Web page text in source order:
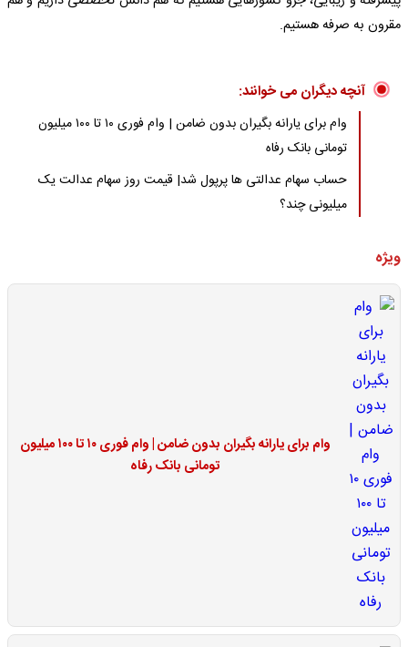
مقرون به صرفه هستیم.
آنچه دیگران می خوانند:
وام برای یارانه بگیران بدون ضامن | وام فوری ۱۰ تا ۱۰۰ میلیون
تومانی بانک رفاه
حساب سهام عدالتی ها پرپول شد| قیمت روز سهام عدالت یک
میلیونی چند؟
ویژه
وام برای یارانه بگیران بدون ضامن | وام فوری ۱۰ تا ۱۰۰ میلیون
تومانی بانک رفاه